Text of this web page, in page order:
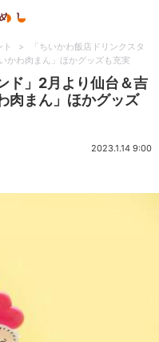
>
「ちいかわ飯店ドリンクスタ
かわ肉まん」ほかグッズも充実
ド」2月より仙台＆吉
肉まん」ほかグッズ
2023.1.14 9:00